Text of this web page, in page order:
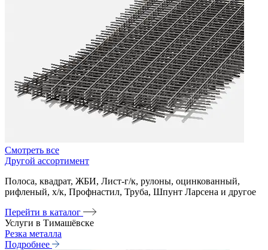
Смотреть все
Другой ассортимент
Полоса, квадрат, ЖБИ, Лист-г/к, рулоны, оцинкованный,
рифленый, х/к, Профнастил, Труба, Шпунт Ларсена и другое
Перейти в каталог
Услуги в Тимашёвске
Резка металла
Подробнее